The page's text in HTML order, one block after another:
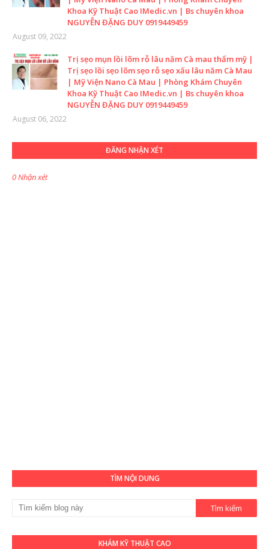
Khoa Kỹ Thuật Cao IMedic.vn | Bs chuyên khoa
NGUYỄN ĐẶNG DUY 0919449459
August 09, 2022
Trị sẹo mụn lồi lõm rỗ lâu năm Cà mau thẩm mỹ |
Trị sẹo lồi sẹo lõm sẹo rỗ sẹo xấu lâu năm Cà Mau
| Mỹ Viện Nano Cà Mau | Phòng Khám Chuyên
Khoa Kỹ Thuật Cao IMedic.vn | Bs chuyên khoa
NGUYỄN ĐẶNG DUY 0919449459
August 06, 2022
ĐĂNG NHẬN XÉT
0 Nhận xét
TÌM NỘI DUNG
KHÁM KỸ THUẬT CAO